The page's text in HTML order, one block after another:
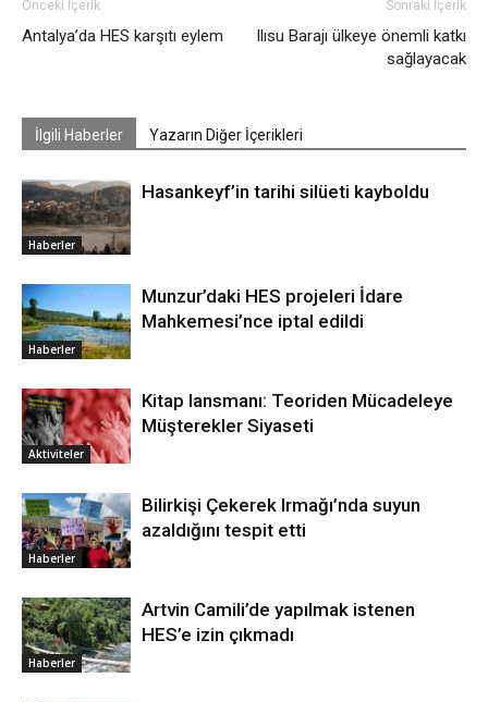
Önceki İçerik
Antalya’da HES karşıtı eylem
Sonraki İçerik
Ilısu Barajı ülkeye önemli katkı
sağlayacak
İlgili Haberler Yazarın Diğer İçerikleri
Haberler
Hasankeyf’in tarihi silüeti kayboldu
Haberler
Munzur’daki HES projeleri İdare
Mahkemesi’nce iptal edildi
Aktiviteler
Kitap lansmanı: Teoriden Mücadeleye
Müşterekler Siyaseti
Haberler
Bilirkişi Çekerek Irmağı’nda suyun
azaldığını tespit etti
Haberler
Artvin Camili’de yapılmak istenen
HES’e izin çıkmadı